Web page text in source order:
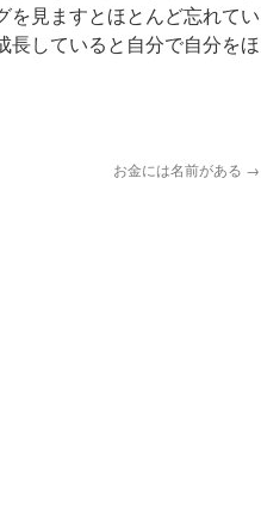
を見ますとほとんど忘れてい
長していると自分で自分をほ
お金には名前がある →